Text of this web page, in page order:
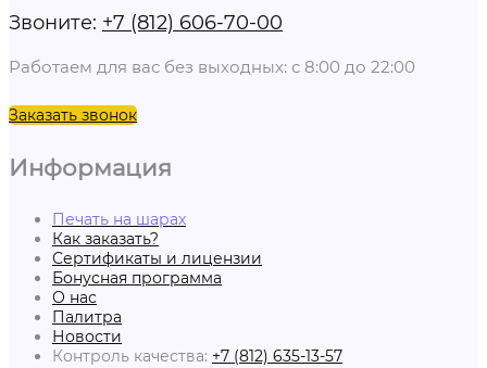
Звоните: +7 (812) 606-70-00
Работаем для вас без выходных: с 8:00 до 22:00
Заказать звонок
Информация
Печать на шарах
Как заказать?
Сертификаты и лицензии
Бонусная программа
О нас
Палитра
Новости
Контроль качества: +7 (812) 635-13-57